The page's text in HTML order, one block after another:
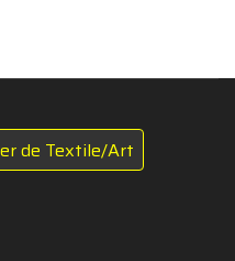
de Textile/Art